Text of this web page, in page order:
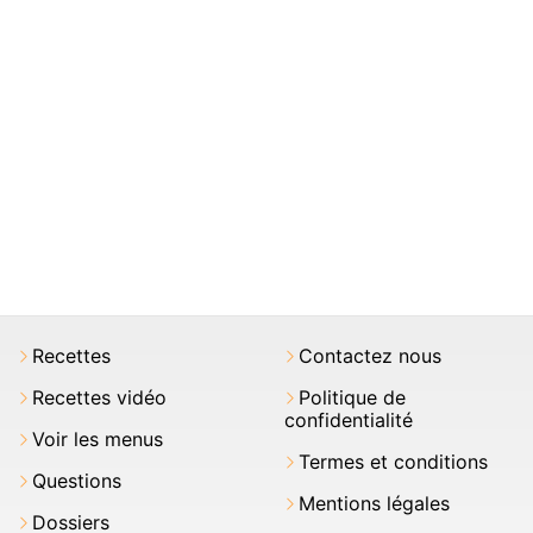
Recettes
Recettes vidéo
Voir les menus
Questions
Dossiers
Contactez nous
Politique de
confidentialité
Termes et conditions
Mentions légales